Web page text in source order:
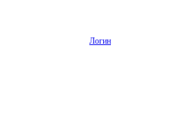
Логин